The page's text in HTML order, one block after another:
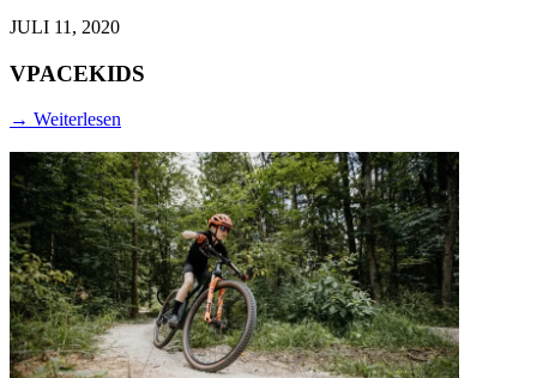
JULI 11, 2020
VPACEKIDS
→ Weiterlesen